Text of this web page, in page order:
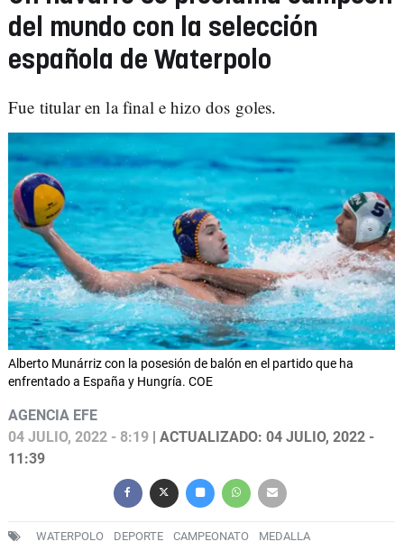
del mundo con la selección
española de Waterpolo
Fue titular en la final e hizo dos goles.
Alberto Munárriz con la posesión de balón en el partido que ha
enfrentado a España y Hungría. COE
AGENCIA EFE
04 JULIO, 2022 - 8:19 | ACTUALIZADO: 04 JULIO, 2022 -
11:39
WATERPOLO DEPORTE CAMPEONATO MEDALLA